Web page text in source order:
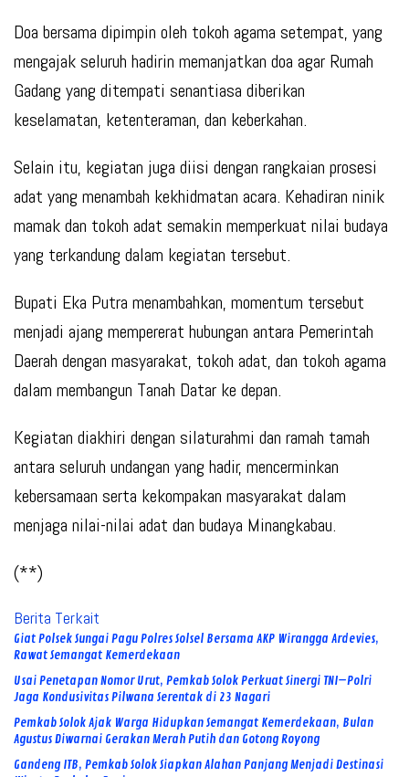
Doa bersama dipimpin oleh tokoh agama setempat, yang
mengajak seluruh hadirin memanjatkan doa agar Rumah
Gadang yang ditempati senantiasa diberikan
keselamatan, ketenteraman, dan keberkahan.
Selain itu, kegiatan juga diisi dengan rangkaian prosesi
adat yang menambah kekhidmatan acara. Kehadiran ninik
mamak dan tokoh adat semakin memperkuat nilai budaya
yang terkandung dalam kegiatan tersebut.
Bupati Eka Putra menambahkan, momentum tersebut
menjadi ajang mempererat hubungan antara Pemerintah
Daerah dengan masyarakat, tokoh adat, dan tokoh agama
dalam membangun Tanah Datar ke depan.
Kegiatan diakhiri dengan silaturahmi dan ramah tamah
antara seluruh undangan yang hadir, mencerminkan
kebersamaan serta kekompakan masyarakat dalam
menjaga nilai-nilai adat dan budaya Minangkabau.
(**)
Berita Terkait
Giat Polsek Sungai Pagu Polres Solsel Bersama AKP Wirangga Ardevies,
Rawat Semangat Kemerdekaan
Usai Penetapan Nomor Urut, Pemkab Solok Perkuat Sinergi TNI–Polri
Jaga Kondusivitas Pilwana Serentak di 23 Nagari
Pemkab Solok Ajak Warga Hidupkan Semangat Kemerdekaan, Bulan
Agustus Diwarnai Gerakan Merah Putih dan Gotong Royong
Gandeng ITB, Pemkab Solok Siapkan Alahan Panjang Menjadi Destinasi